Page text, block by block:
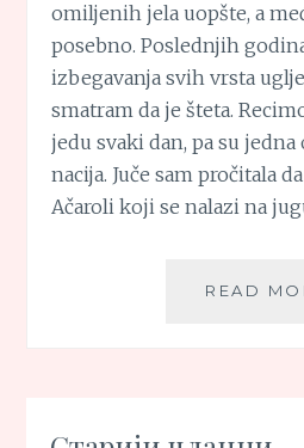
omiljenih jela uopšte, a
posebno. Poslednjih
izbegavanja svih vrsta
smatram da je šteta.
jedu svaki dan, pa su
nacija. Juče sam pročitala
Ačaroli koji se nalazi na
READ